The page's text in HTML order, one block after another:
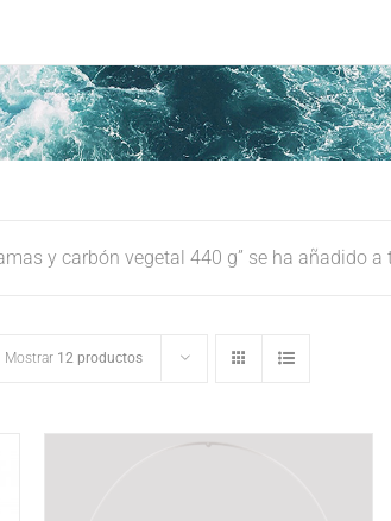
y carbón vegetal 440 g” se ha añadido a
Mostrar 12 productos